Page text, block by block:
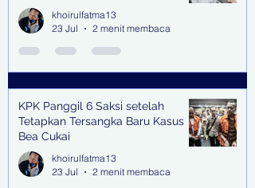
khoirulfatma13
23 Jul
2 menit membaca
KPK Panggil 6 Saksi setelah
Tetapkan Tersangka Baru Kasus
Bea Cukai
khoirulfatma13
23 Jul
2 menit membaca